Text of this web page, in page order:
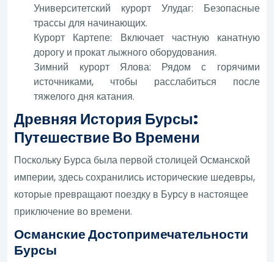
Университетский курорт Улудаг: Безопасные
трассы для начинающих.
Курорт Картепе: Включает частную канатную
дорогу и прокат лыжного оборудования.
Зимний курорт Ялова: Рядом с горячими
источниками, чтобы расслабиться после
тяжелого дня катания.
Древняя История Бурсы:
Путешествие Во Времени
Поскольку Бурса была первой столицей Османской
империи, здесь сохранились исторические шедевры,
которые превращают поездку в Бурсу в настоящее
приключение во времени.
Османские Достопримечательности
Бурсы